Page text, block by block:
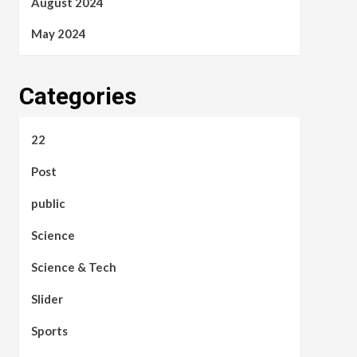
May 2024
Categories
22
Post
public
Science
Science & Tech
Slider
Sports